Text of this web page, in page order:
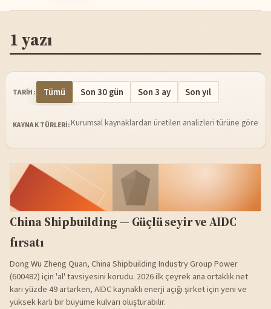
1 yazı
TARIH: Tümü Son 30 gün Son 3 ay Son yıl
KAYNAK TÜRLERI:Kurumsal kaynaklardan üretilen analizleri türüne göre
China Shipbuilding — Güçlü seyir ve AIDC
fırsatı
Dong Wu Zheng Quan, China Shipbuilding Industry Group Power
(600482) için 'al' tavsiyesini korudu. 2026 ilk çeyrek ana ortaklık net
karı yüzde 49 artarken, AIDC kaynaklı enerji açığı şirket için yeni ve
yüksek karlı bir büyüme kulvarı oluşturabilir.